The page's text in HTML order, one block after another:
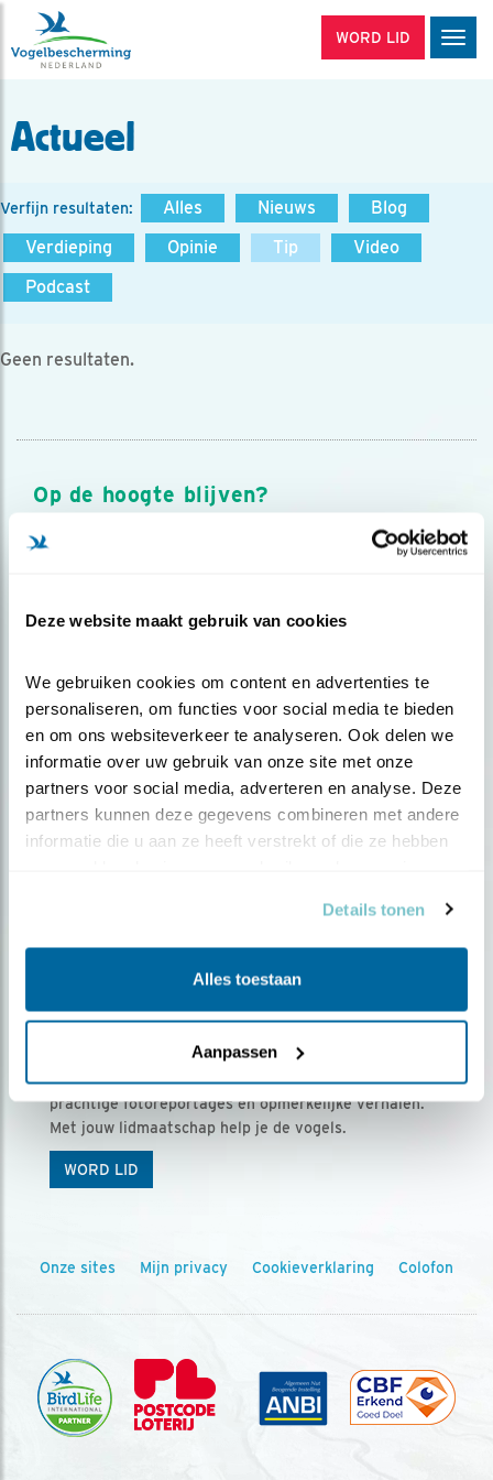
Deze website maakt gebruik van cookies
We gebruiken cookies om content en advertenties te
personaliseren, om functies voor social media te bieden
en om ons websiteverkeer te analyseren. Ook delen we
informatie over uw gebruik van onze site met onze
partners voor social media, adverteren en analyse. Deze
partners kunnen deze gegevens combineren met andere
informatie die u aan ze heeft verstrekt of die ze hebben
Details tonen
Alles toestaan
Aanpassen
WORD LID
Actueel
Verfijn resultaten: Alles Nieuws
Blog
Verdieping
Opinie Tip
Video
Podcast
Geen resultaten.
Op de hoogte blijven?
Meld je aan en ontvang nieuws, inspiratie, acties en tips
over vogels en activiteiten van Vogelbescherming.
Ontvang 5 x Vogels voor € 36,00 per jaar
Vogels is het tijdschrift voor onze leden, met
prachtige fotoreportages en opmerkelijke verhalen.
Met jouw lidmaatschap help je de vogels.
WORD LID
Onze sites Mijn privacy Cookieverklaring Colofon